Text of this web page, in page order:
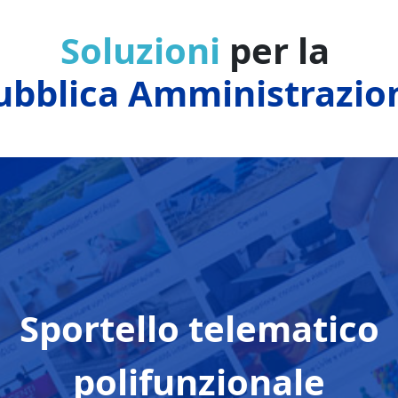
Soluzioni per la
Sportello telematico
polifunzionale